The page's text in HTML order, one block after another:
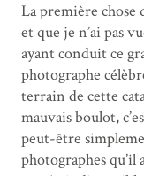
La première
et que je n’ai pas
ayant conduit ce
photographe
terrain de cette
mauvais boulot,
peut-être
photographes